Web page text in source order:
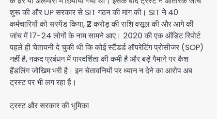
शुरू की और UP सरकार से SIT गठन की मांग की। SIT ने 40
कर्मचारियों को सस्पेंड किया, ₹2 करोड़ की राशि वसूल की और आगे की
जांच में 17-24 लोगों के नाम सामने आए। 2020 की एक ऑडिट रिपोर्ट
पहले ही चेतावनी दे चुकी थी कि कोई स्टैंडर्ड ऑपरेटिंग प्रोसीजर (SOP)
नहीं है, नकद प्रबंधन में पारदर्शिता की कमी है और बड़े पैमाने पर कैश
हैंडलिंग जोखिम भरी है। इन चेतावनियों पर ध्यान न देने का आरोप अब
ट्रस्ट पर भी लग रहा है।
ट्रस्ट और सरकार की भूमिका